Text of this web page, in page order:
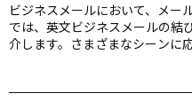
ビジネスメールにおいて、メー
では、英文ビジネスメールの結
介します。さまざまなシーンに